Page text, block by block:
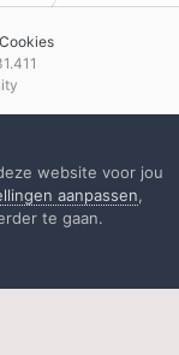
Cookies
website voor jou
aanpassen,
te gaan.